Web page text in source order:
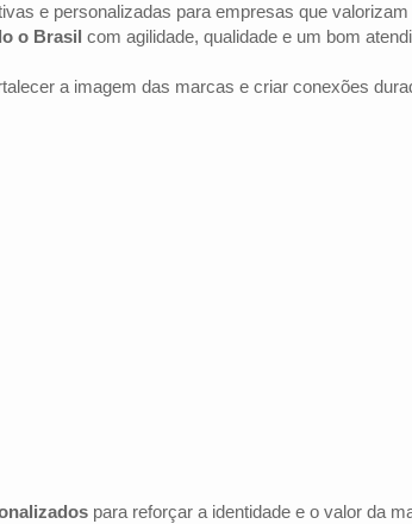
e personalizadas para empresas que
o Brasil com agilidade, qualidade e um bom
a imagem das marcas e criar conexões
para reforçar a identidade e o valor da